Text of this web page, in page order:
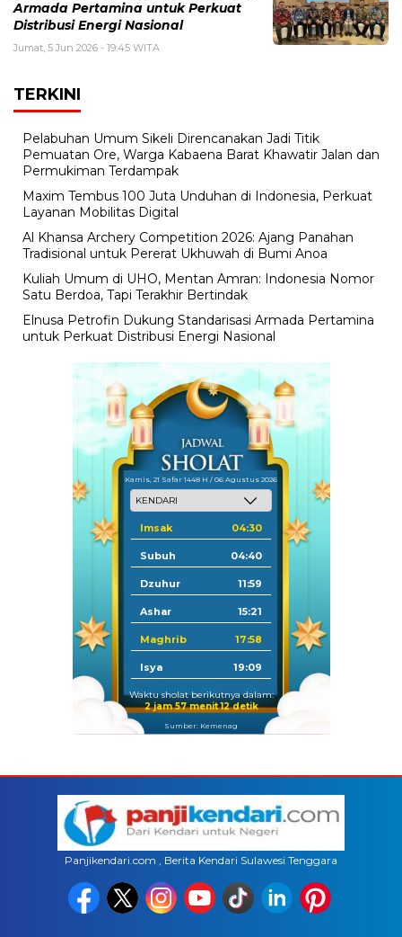
Armada Pertamina untuk Perkuat
Distribusi Energi Nasional
Jumat, 5 Jun 2026 - 19:45 WITA
TERKINI
Pelabuhan Umum Sikeli Direncanakan Jadi Titik
Pemuatan Ore, Warga Kabaena Barat Khawatir Jalan dan
Permukiman Terdampak
Maxim Tembus 100 Juta Unduhan di Indonesia, Perkuat
Layanan Mobilitas Digital
Al Khansa Archery Competition 2026: Ajang Panahan
Tradisional untuk Pererat Ukhuwah di Bumi Anoa
Kuliah Umum di UHO, Mentan Amran: Indonesia Nomor
Satu Berdoa, Tapi Terakhir Bertindak
Elnusa Petrofin Dukung Standarisasi Armada Pertamina
untuk Perkuat Distribusi Energi Nasional
Kamis, 21 Safar 1448 H / 06 Agustus 2026
Imsak 04:30
Subuh 04:40
Dzuhur 11:59
Ashar 15:21
Maghrib 17:58
Isya 19:09
Waktu sholat berikutnya dalam:
2 jam 57 menit 11 detik
Sumber: Kemenag
Panjikendari.com , Berita Kendari Sulawesi Tenggara